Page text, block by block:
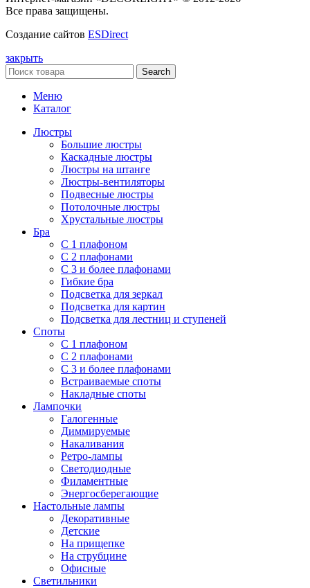
Все права защищены.
Создание сайтов ESDirect
закрыть
Search
Меню
Каталог
Люстры
Большие люстры
Каскадные люстры
Люстры на штанге
Люстры-вентиляторы
Подвесные люстры
Потолочные люстры
Хрустальные люстры
Бра
С 1 плафоном
С 2 плафонами
С 3 и более плафонами
Гибкие бра
Подсветка для зеркал
Подсветка для картин
Подсветка для лестниц и ступеней
Споты
С 1 плафоном
С 2 плафонами
С 3 и более плафонами
Встраиваемые споты
Накладные споты
Лампочки
Галогенные
Диммируемые
Накаливания
Ретро-лампы
Светодиодные
Филаментные
Энергосберегающие
Настольные лампы
Декоративные
Детские
На прищепке
На струбцине
Офисные
Светильники